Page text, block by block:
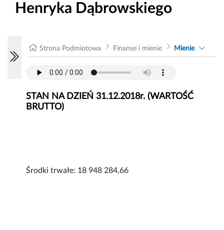
Henryka Dąbrowskiego
Strona Podmiotowa Finanse i mienie Mienie
STAN NA DZIEŃ 31.12.2018r. (WARTOŚĆ
BRUTTO)
Środki trwałe: 18 948 284,66